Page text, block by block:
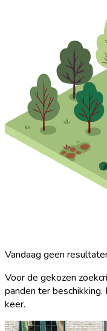
Vandaag geen
Voor de gekozen
panden ter
keer.